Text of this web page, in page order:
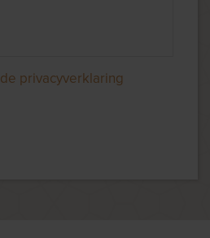
de privacyverklaring